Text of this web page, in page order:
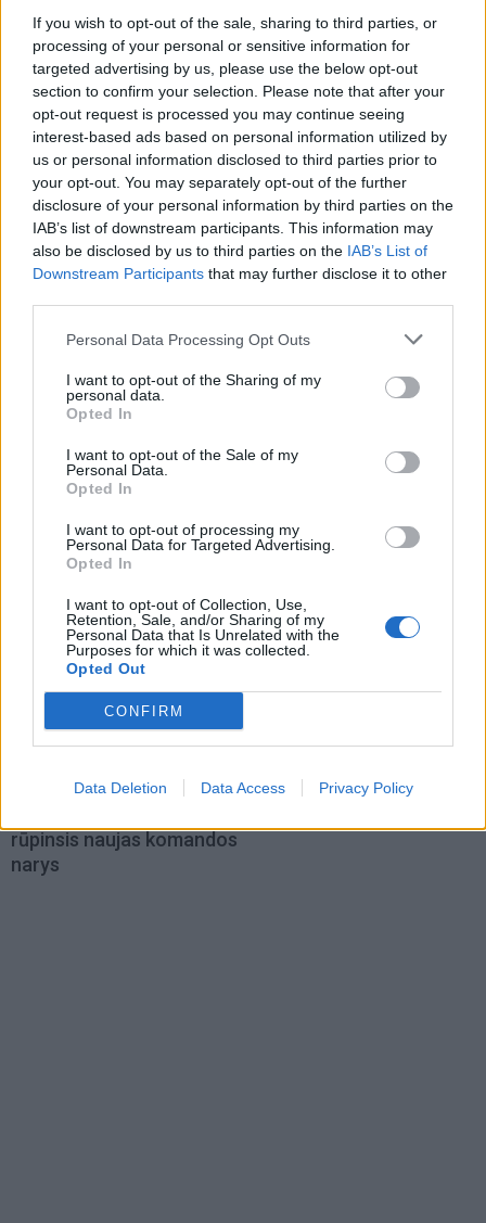
If you wish to opt-out of the sale, sharing to third parties, or
processing of your personal or sensitive information for
targeted advertising by us, please use the below opt-out
section to confirm your selection. Please note that after your
opt-out request is processed you may continue seeing
interest-based ads based on personal information utilized by
us or personal information disclosed to third parties prior to
your opt-out. You may separately opt-out of the further
disclosure of your personal information by third parties on the
IAB’s list of downstream participants. This information may
also be disclosed by us to third parties on the IAB’s List of
Downstream Participants that may further disclose it to other
Personal Data Processing Opt Outs
I want to opt-out of the Sharing of my
personal data.
Opted In
I want to opt-out of the Sale of my
Personal Data.
Opted In
I want to opt-out of processing my
Personal Data for Targeted Advertising.
Opted In
I want to opt-out of Collection, Use,
Retention, Sale, and/or Sharing of my
Personal Data that Is Unrelated with the
Purposes for which it was collected.
Opted Out
CONFIRM
Data Deletion Data Access Privacy Policy
Problemos tęsiasi:
iškritus Butkevičiui, į
rinktinę kviečiamas
„Juventus“ puolėjas
Sportas
Po rasizmo skandalo
prabilo pasaulio
čempionei kenkęs lietuvis,
jo veiksmus tirs policija
Aiškėja Modesto
Paulausko skulptūros
pastatymo data:
nuomonę apie ją išsakė ir
pats olimpinis čempionas
Klaipėdos paplūdimių
čempionai: Juodkrantėje
iškovojo pirmąją vietą
Lietuvos čempionų
rūpinsis naujas komandos
narys
„Neptūnas“ atsisveikino